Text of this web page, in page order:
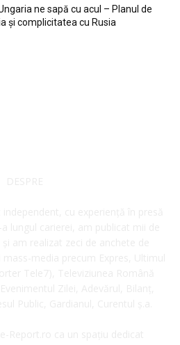
ne sapă cu acul – Planul de
și complicitatea cu Rusia